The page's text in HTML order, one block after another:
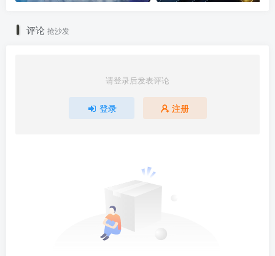
评论 抢沙发
请登录后发表评论
登录 注册